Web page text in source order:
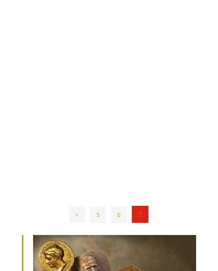
< 5 6 7